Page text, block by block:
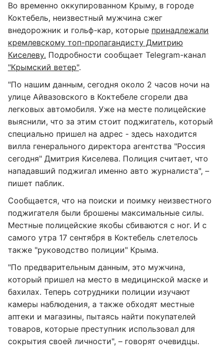
Во временно оккупированном Крыму, в городе
Коктебель, неизвестный мужчина сжег
внедорожник и гольф-кар, которые принадлежали
кремлевскому топ-пропагандисту Дмитрию
Киселеву. Подробности сообщает Telegram-канал
"Крымский ветер".
"По нашим данным, сегодня около 2 часов ночи на
улице Айвазовского в Коктебеле сгорели два
легковых автомобиля. Уже на месте полицейские
выяснили, что за этим стоит поджигатель, который
специально пришел на адрес - здесь находится
вилла генерального директора агентства "Россия
сегодня" Дмитрия Киселева. Полиция считает, что
нападавший поджигал именно авто журналиста", –
пишет паблик.
Сообщается, что на поиски и поимку неизвестного
поджигателя были брошены максимальные силы.
Местные полицейские якобы сбиваются с ног. И с
самого утра 17 сентября в Коктебель слетелось
также "руководство полиции" Крыма.
"По предварительным данным, это мужчина,
который пришел на место в медицинской маске и
бахилах. Теперь сотрудники полиции изучают
камеры наблюдения, а также обходят местные
аптеки и магазины, пытаясь найти покупателей
товаров, которые преступник использовал для
сокрытия своей личности", – говорят очевидцы.